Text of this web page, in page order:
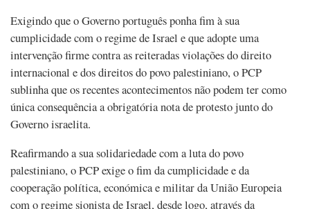
Exigindo que o Governo português ponha fim à sua
cumplicidade com o regime de Israel e que adopte uma
intervenção firme contra as reiteradas violações do direito
internacional e dos direitos do povo palestiniano, o PCP
sublinha que os recentes acontecimentos não podem ter como
única consequência a obrigatória nota de protesto junto do
Governo israelita.
Reafirmando a sua solidariedade com a luta do povo
palestiniano, o PCP exige o fim da cumplicidade e da
cooperação política, económica e militar da União Europeia
com o regime sionista de Israel, desde logo, através da